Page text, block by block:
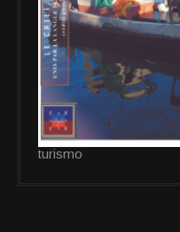
turismo